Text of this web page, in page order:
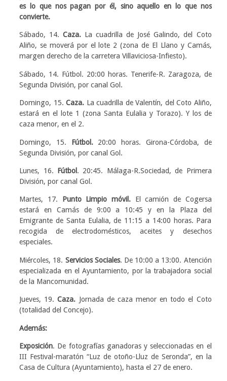
es lo que nos pagan por él, sino aquello en lo que nos
convierte.
Sábado, 14.Caza. La cuadrilla de José Galindo, del Coto
Aliño, se moverá por el lote 2 (zona de El Llano y Camás,
margen derecho de la carretera Villaviciosa-Infiesto).
Sábado, 14. Fútbol. 20:00 horas. Tenerife-R. Zaragoza, de
Segunda División, por canal Gol.
Domingo, 15.Caza. La cuadrilla de Valentín, del Coto Aliño,
estará en el lote 1 (zona Santa Eulalia y Torazo). Y los de
caza menor, en el 2.
Domingo, 15. Fútbol.20:00 horas. Girona-Córdoba, de
Segunda División, por canal Gol.
Lunes, 16. Fútbol . 20:45. Málaga-R.Sociedad, de Primera
División, por canal Gol.
Martes, 17. Punto Limpio móvil.El camión de Cogersa
estará en Camás de 9:00 a 10:45 y en la Plaza del
Emigrante de Santa Eulalia, de 11:15 a 14:00 horas. Para
recogida de electrodomésticos, aceites y desechos
especiales.
Miércoles, 18. Servicios Sociales. De 10:00 a 13:00. Atención
especializada en el Ayuntamiento, por la trabajadora social
de la Mancomunidad.
Jueves, 19.Caza. Jornada de caza menor en todo el Coto
(totalidad del Concejo).
Además:
Exposición. De fotografías ganadoras y seleccionadas en el
III Festival-maratón “Luz de otoño-Lluz de Seronda”, en la
Casa de Cultura (Ayuntamiento), hasta el 27 de enero.